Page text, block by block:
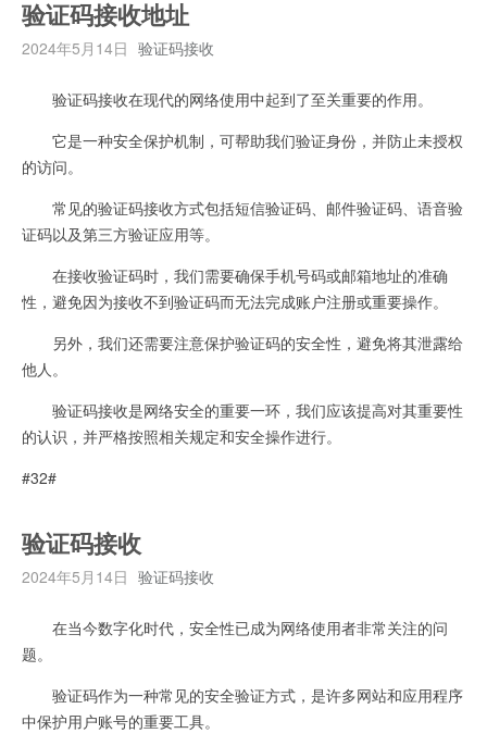
验证码接收地址
2024年5月14日 验证码接收
验证码接收在现代的网络使用中起到了至关重要的作用。
它是一种安全保护机制，可帮助我们验证身份，并防止未授权
的访问。
常见的验证码接收方式包括短信验证码、邮件验证码、语音验
证码以及第三方验证应用等。
在接收验证码时，我们需要确保手机号码或邮箱地址的准确
性，避免因为接收不到验证码而无法完成账户注册或重要操作。
另外，我们还需要注意保护验证码的安全性，避免将其泄露给
他人。
验证码接收是网络安全的重要一环，我们应该提高对其重要性
的认识，并严格按照相关规定和安全操作进行。
#32#
验证码接收
2024年5月14日 验证码接收
在当今数字化时代，安全性已成为网络使用者非常关注的问
题。
验证码作为一种常见的安全验证方式，是许多网站和应用程序
中保护用户账号的重要工具。